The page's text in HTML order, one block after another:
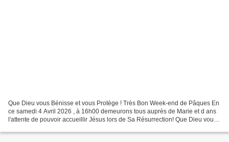
Que Dieu vous Bénisse et vous Protège ! Très Bon Week-end de Pâques En
ce samedi 4 Avril 2026 , à 16h00 demeurons tous auprès de Marie et d ans
l'attente de pouvoir accueillir Jésus lors de Sa Résurrection! Que Dieu vous